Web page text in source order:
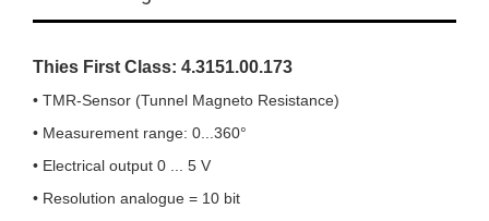
Thies First Class: 4.3151.00.173
• TMR-Sensor (Tunnel Magneto Resistance)
• Measurement range: 0...360°
• Electrical output 0 ... 5 V
• Resolution analogue = 10 bit